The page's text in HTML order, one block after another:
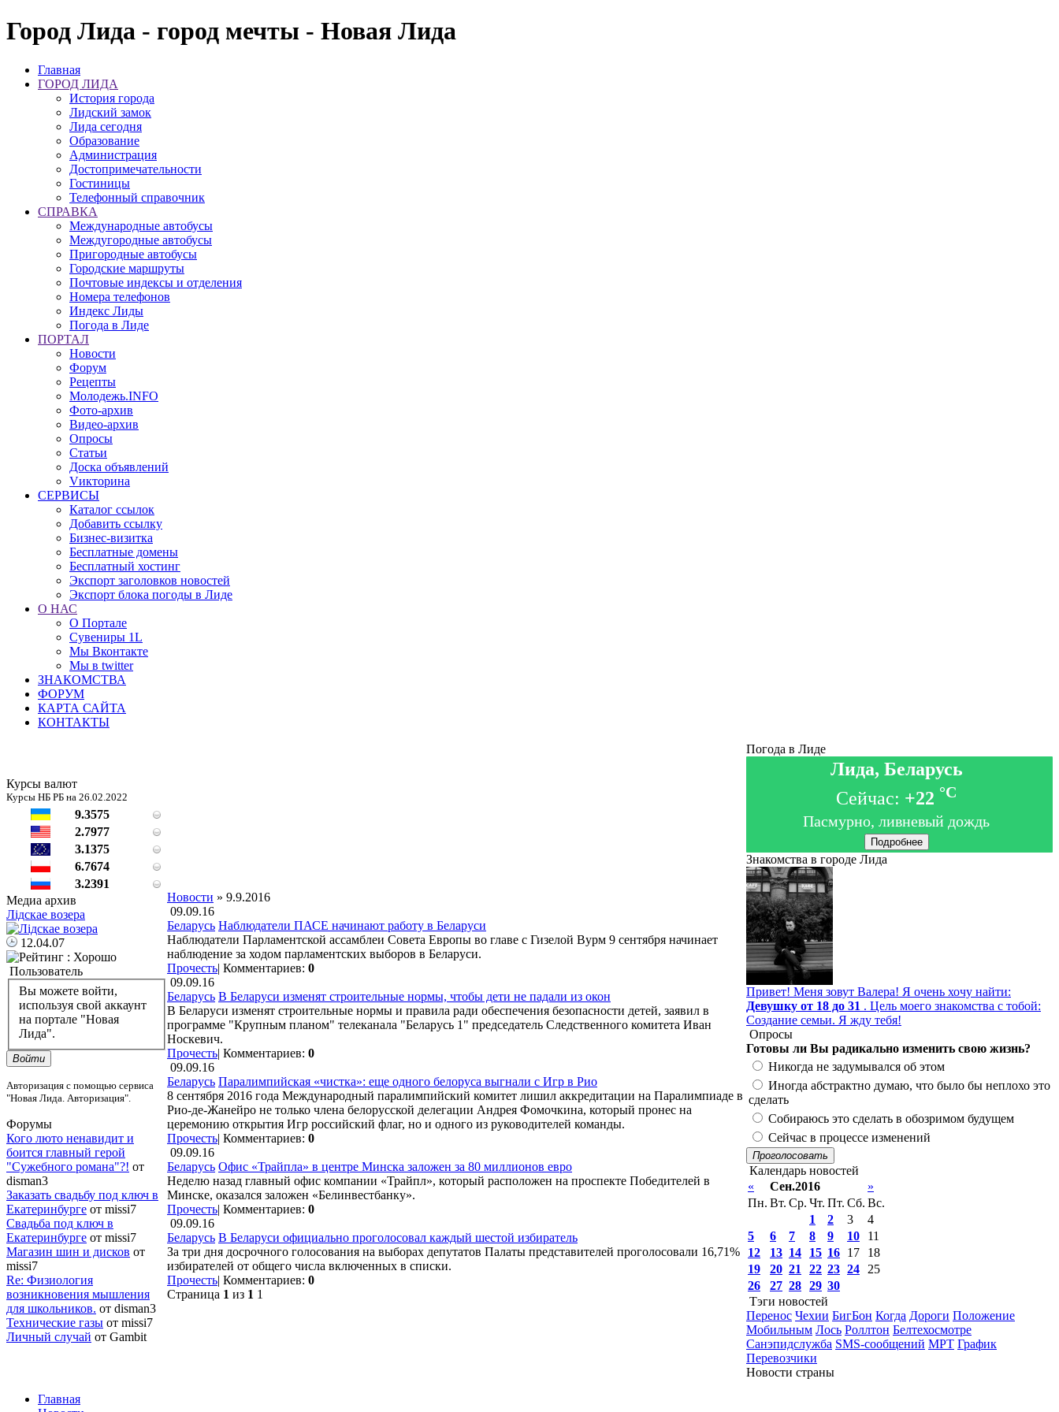
Город Лида - город мечты - Новая Лида
Главная
ГОРОД ЛИДА
История города
Лидский замок
Лида сегодня
Образование
Администрация
Достопримечательности
Гостиницы
Телефонный справочник
СПРАВКА
Международные автобусы
Междугородные автобусы
Пригородные автобусы
Городские маршруты
Почтовые индексы и отделения
Номера телефонов
Индекс Лиды
Погода в Лиде
ПОРТАЛ
Новости
Форум
Рецепты
Молодежь.INFO
Фото-архив
Видео-архив
Опросы
Статьи
Доска объявлений
Vикторина
СЕРВИСЫ
Каталог ссылок
Добавить ссылку
Бизнес-визитка
Бесплатные домены
Бесплатный хостинг
Экспорт заголовков новостей
Экспорт блока погоды в Лиде
О НАС
О Портале
Сувениры 1L
Мы Вконтакте
Мы в twitter
ЗНАКОМСТВА
ФОРУМ
КАРТА САЙТА
КОНТАКТЫ
Курсы валют
Курсы НБ РБ на 26.02.2022
9.3575
2.7977
3.1375
6.7674
3.2391
Медиа архив
Лідскае возера
12.04.07
Пользователь
Вы можете войти,
используя свой аккаунт
на портале "Новая
Лида".
Войти
Авторизация с помощью сервиса
"Новая Лида. Авторизация".
Форумы
Кого люто ненавидит и
боится главный герой
"Сужебного романа"?! от
disman3
Заказать свадьбу под ключ в
Екатеринбурге от missi7
Cвадьба под ключ в
Екатеринбурге от missi7
Магазин шин и дисков от
missi7
Re: Физиология
возникновения мышления
для школьников. от disman3
Технические газы от missi7
Личный случай от Gambit
Новости » 9.9.2016
09.09.16
Беларусь Наблюдатели ПАСЕ начинают работу в Беларуси
Наблюдатели Парламентской ассамблеи Совета Европы во главе с Гизелой Вурм 9 сентября начинает
наблюдение за ходом парламентских выборов в Беларуси.
Прочесть| Комментариев: 0
09.09.16
Беларусь В Беларуси изменят строительные нормы, чтобы дети не падали из окон
В Беларуси изменят строительные нормы и правила ради обеспечения безопасности детей, заявил в
программе "Крупным планом" телеканала "Беларусь 1" председатель Следственного комитета Иван
Носкевич.
Прочесть| Комментариев: 0
09.09.16
Беларусь Паралимпийская «чистка»: еще одного белоруса выгнали с Игр в Рио
8 сентября 2016 года Международный паралимпийский комитет лишил аккредитации на Паралимпиаде в
Рио-де-Жанейро не только члена белорусской делегации Андрея Фомочкина, который пронес на
церемонию открытия Игр российский флаг, но и одного из руководителей команды.
Прочесть| Комментариев: 0
09.09.16
Беларусь Офис «Трайпла» в центре Минска заложен за 80 миллионов евро
Неделю назад главный офис компании «Трайпл», который расположен на проспекте Победителей в
Минске, оказался заложен «Белинвестбанку».
Прочесть| Комментариев: 0
09.09.16
Беларусь В Беларуси официально проголосовал каждый шестой избиратель
За три дня досрочного голосования на выборах депутатов Палаты представителей проголосовали 16,71%
избирателей от общего числа включенных в списки.
Прочесть| Комментариев: 0
Страница 1 из 1 1
Погода в Лиде
Лида, Беларусь
Сейчас: +22 °C
Пасмурно, ливневый дождь
Подробнее
Знакомства в городе Лида
Привет! Меня зовут Валера! Я очень хочу найти:
Девушку от 18 до 31 . Цель моего знакомства с тобой:
Создание семьи. Я жду тебя!
Опросы
Готовы ли Вы радикально изменить свою жизнь?
Никогда не задумывался об этом
Иногда абстрактно думаю, что было бы неплохо это
сделать
Собираюсь это сделать в обозримом будущем
Сейчас в процессе изменений
Проголосовать
Календарь новостей
«
Сен.2016
»
Пн. Вт. Ср. Чт. Пт. Сб. Вс.
1
2 3
4
5
6 7 8 9 10
11
12
13 14 15 16 17
18
19
20 21 22 23 24
25
26
27 28 29 30
Тэги новостей
Перенос Чехии БигБон Когда Дороги Положение
Мобильным Лось Роллтон Белтехосмотре
Санэпидслужба SMS-сообщений МРТ График
Перевозчики
Новости страны
Главная